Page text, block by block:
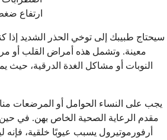
ارتفاع
سيحتاج طبيبك إلى توخي الحذر الشديد
معينة. وتشمل هذه أمراض القلب أو
النوبات أو مشاكل الغدة الدرقية، حيث
يجب على النساء الحوامل أو المرضعات
مقدم الرعاية الصحية الخاص بهن. في
أرفورموتيرول يسبب عيوبًا خلقية،